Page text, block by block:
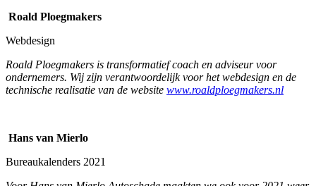
Roald Ploegmakers
Webdesign
Roald Ploegmakers is transformatief coach en adviseur voor
ondernemers. Wij zijn verantwoordelijk voor het webdesign en de
technische realisatie van de website www.roaldploegmakers.nl
Hans van Mierlo
Bureaukalenders 2021